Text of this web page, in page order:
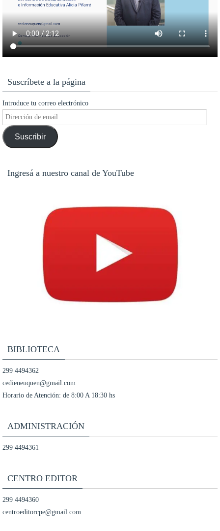
Suscríbete a la página
Introduce tu correo electrónico
Dirección
de
emailSuscribir
Ingresá a nuestro canal de YouTube
BIBLIOTECA
299 4494362
cedieneuquen@gmail.com
Horario de Atención: de 8:00 A 18:30 hs
ADMINISTRACIÓN
299 4494361
CENTRO EDITOR
299 4494360
centroeditorcpe@gmail.com